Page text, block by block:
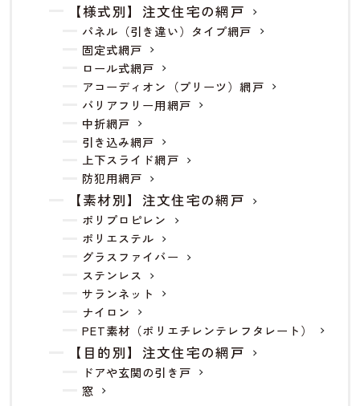
【様式別】注文住宅の網戸
パネル（引き違い）タイプ網戸
固定式網戸
ロール式網戸
アコーディオン（プリーツ）網戸
バリアフリー用網戸
中折網戸
引き込み網戸
上下スライド網戸
防犯用網戸
【素材別】注文住宅の網戸
ポリプロピレン
ポリエステル
グラスファイバー
ステンレス
サランネット
ナイロン
PET素材（ポリエチレンテレフタレート）
【目的別】注文住宅の網戸
ドアや玄関の引き戸
窓